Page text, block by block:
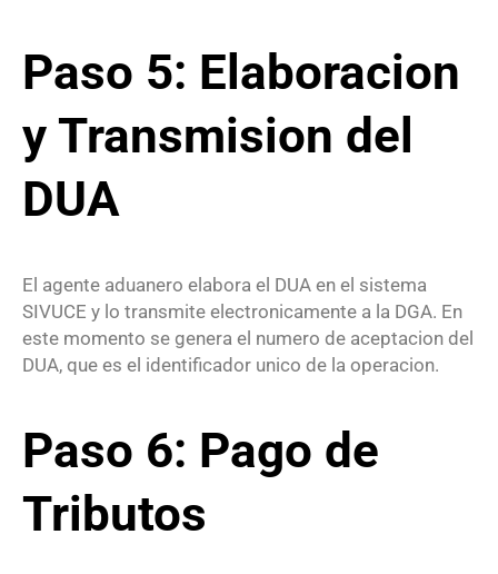
Paso 5: Elaboracion
y Transmision del
DUA
El agente aduanero elabora el DUA en el sistema
SIVUCE y lo transmite electronicamente a la DGA. En
este momento se genera el numero de aceptacion del
DUA, que es el identificador unico de la operacion.
Paso 6: Pago de
Tributos